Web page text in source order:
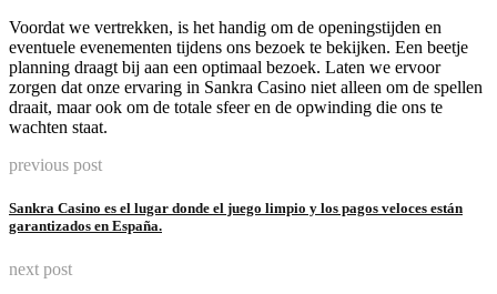
Voordat we vertrekken, is het handig om de openingstijden en
eventuele evenementen tijdens ons bezoek te bekijken. Een beetje
planning draagt bij aan een optimaal bezoek. Laten we ervoor
zorgen dat onze ervaring in Sankra Casino niet alleen om de spellen
draait, maar ook om de totale sfeer en de opwinding die ons te
wachten staat.
previous post
Sankra Casino es el lugar donde el juego limpio y los pagos veloces están
garantizados en España.
next post